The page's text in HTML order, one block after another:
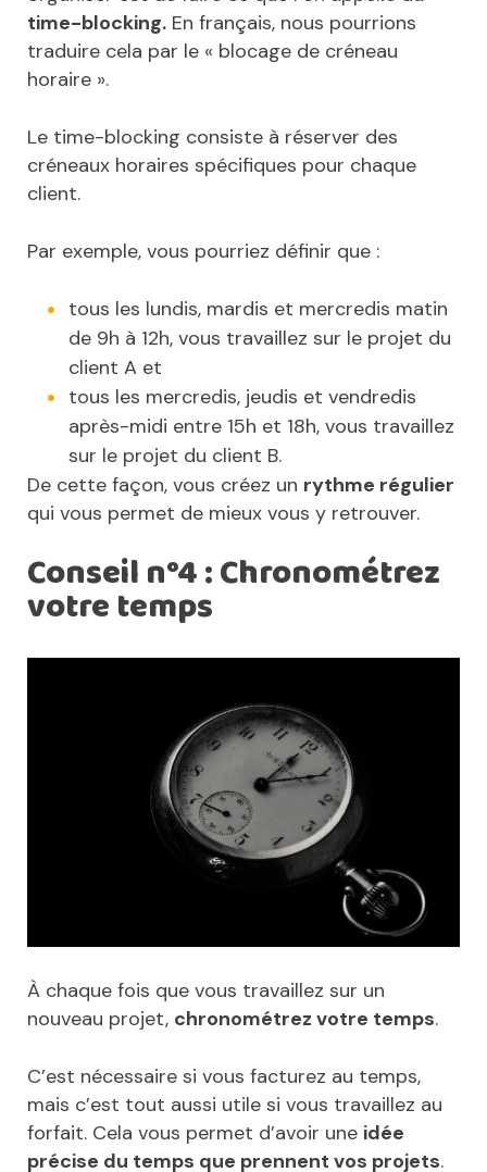
time-blocking. En français, nous pourrions
traduire cela par le « blocage de créneau
horaire ».
Le time-blocking consiste à réserver des
créneaux horaires spécifiques pour chaque
client.
Par exemple, vous pourriez définir que :
tous les lundis, mardis et mercredis matin
de 9h à 12h, vous travaillez sur le projet du
client A et
tous les mercredis, jeudis et vendredis
après-midi entre 15h et 18h, vous travaillez
sur le projet du client B.
De cette façon, vous créez un rythme régulier
qui vous permet de mieux vous y retrouver.
Conseil n°4 : Chronométrez
votre temps
À chaque fois que vous travaillez sur un
nouveau projet, chronométrez votre temps.
C’est nécessaire si vous facturez au temps,
mais c’est tout aussi utile si vous travaillez au
forfait. Cela vous permet d’avoir une idée
précise du temps que prennent vos projets.